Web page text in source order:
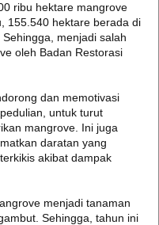
ribu hektare mangrove
155.540 hektare berada di
menjadi salah
oleh Badan Restorasi
dan memotivasi
untuk turut
mangrove. Ini juga
daratan yang
akibat dampak
menjadi tanaman
Sehingga, tahun ini